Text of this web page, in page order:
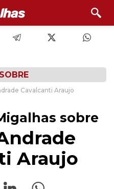
Cavalcanti Araujo
sobre
Araujo